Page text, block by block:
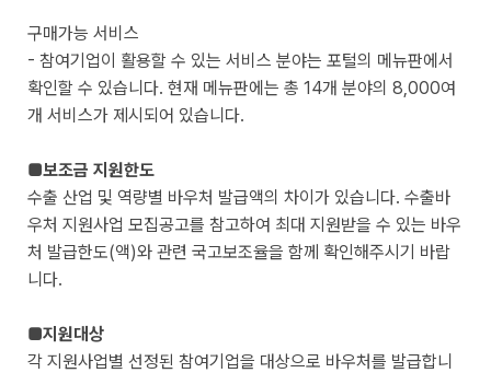
구매가능 서비스
- 참여기업이 활용할 수 있는 서비스 분야는 포털의 메뉴판에서
확인할 수 있습니다. 현재 메뉴판에는 총 14개 분야의 8,000여
개 서비스가 제시되어 있습니다.
■보조금 지원한도
수출 산업 및 역량별 바우처 발급액의 차이가 있습니다. 수출바
우처 지원사업 모집공고를 참고하여 최대 지원받을 수 있는 바우
처 발급한도(액)와 관련 국고보조율을 함께 확인해주시기 바랍
니다.
■지원대상
각 지원사업별 선정된 참여기업을 대상으로 바우처를 발급합니